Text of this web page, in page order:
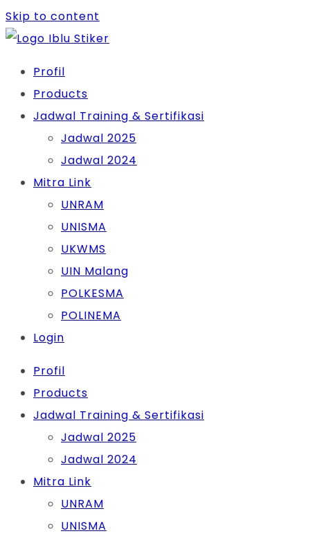
Skip to content
Profil
Products
Jadwal Training & Sertifikasi
Jadwal 2025
Jadwal 2024
Mitra Link
UNRAM
UNISMA
UKWMS
UIN Malang
POLKESMA
POLINEMA
Login
Profil
Products
Jadwal Training & Sertifikasi
Jadwal 2025
Jadwal 2024
Mitra Link
UNRAM
UNISMA